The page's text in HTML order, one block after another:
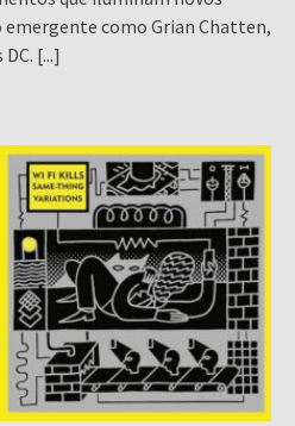
como Grian Chatten,
[...]